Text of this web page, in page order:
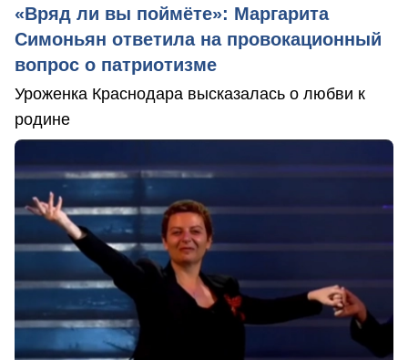
«Вряд ли вы поймёте»: Маргарита
Симоньян ответила на провокационный
вопрос о патриотизме
Уроженка Краснодара высказалась о любви к
родине